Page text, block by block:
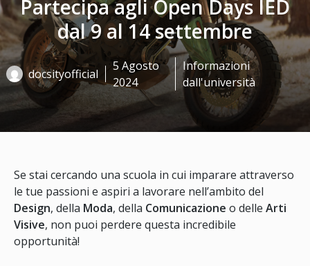
Partecipa agli Open Days IED
dal 9 al 14 settembre
docsityofficial
5 Agosto
2024
Informazioni
dall'università
Se stai cercando una scuola in cui imparare attraverso
le tue passioni e aspiri a lavorare nell’ambito del
Design, della Moda, della Comunicazione o delle Arti
Visive, non puoi perdere questa incredibile
opportunità!